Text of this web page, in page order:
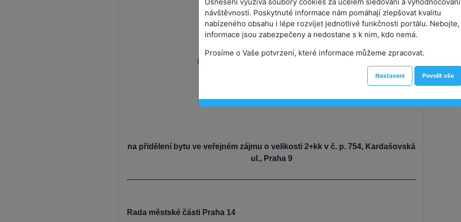
U S N E S E N Í
88. pravidelné jednání Rady městské části
č. 408/RMČ/2025
na přidělení bytu ve veřejném zájmu o velikosti 2+kk v č. p. 754, Kardašovská
ul., Praha 9
Rada městské části Praha 14
návštěvnosti. Poskytnuté informace nám pomáhají zlepšovat kvalitu
nabízeného obsahu i lépe rozvíjet jednotlivé funkčnosti portálu. Nebojte,
informace jsou zabezpečeny a nedostane s k nim, kdo nemá.
Prosíme o Vaše potvrzení, které informace můžeme zpracovat.
Nastavení Povolit vše